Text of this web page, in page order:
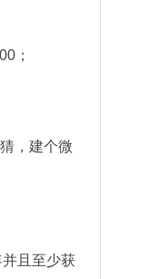
；
，建个微
且至少获